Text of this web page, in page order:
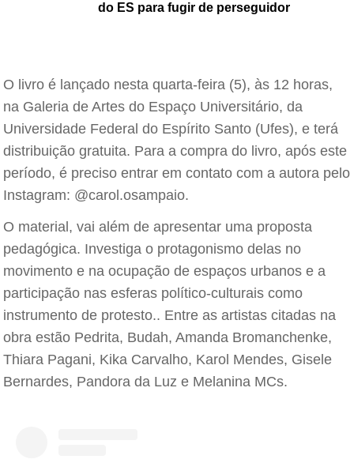
do ES para fugir de perseguidor
O livro é lançado nesta quarta-feira (5), às 12 horas,
na Galeria de Artes do Espaço Universitário, da
Universidade Federal do Espírito Santo (Ufes), e terá
distribuição gratuita. Para a compra do livro, após este
período, é preciso entrar em contato com a autora pelo
Instagram: @carol.osampaio.
O material, vai além de apresentar uma proposta
pedagógica. Investiga o protagonismo delas no
movimento e na ocupação de espaços urbanos e a
participação nas esferas político-culturais como
instrumento de protesto.. Entre as artistas citadas na
obra estão Pedrita, Budah, Amanda Bromanchenke,
Thiara Pagani, Kika Carvalho, Karol Mendes, Gisele
Bernardes, Pandora da Luz e Melanina MCs.